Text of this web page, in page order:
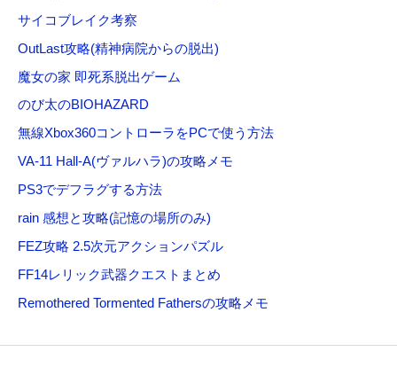
サイコブレイク考察
OutLast攻略(精神病院からの脱出)
魔女の家 即死系脱出ゲーム
のび太のBIOHAZARD
無線Xbox360コントローラをPCで使う方法
VA-11 Hall-A(ヴァルハラ)の攻略メモ
PS3でデフラグする方法
rain 感想と攻略(記憶の場所のみ)
FEZ攻略 2.5次元アクションパズル
FF14レリック武器クエストまとめ
Remothered Tormented Fathersの攻略メモ